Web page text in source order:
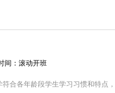
间： 滚动开班
合各年龄段学生学习习惯和特点